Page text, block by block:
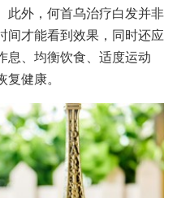
此外，何首乌治疗白发并非
间才能看到效果，同时还应
息、均衡饮食、适度运动
健康。